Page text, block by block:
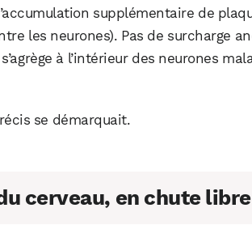
supplémentaire de
les neurones). Pas de surcharge
à l’intérieur des neurones
se démarquait.
cerveau, en chute libre